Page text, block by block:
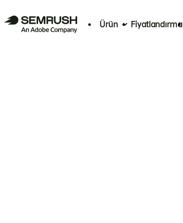
Ürün Fiyatlandırma